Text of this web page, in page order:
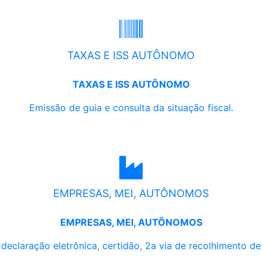
TAXAS E ISS AUTÔNOMO
TAXAS E ISS AUTÔNOMO
Emissão de guia e consulta da situação fiscal.
EMPRESAS, MEI, AUTÔNOMOS
EMPRESAS, MEI, AUTÔNOMOS
eletrônica, certidão, 2a via de recolhimento de